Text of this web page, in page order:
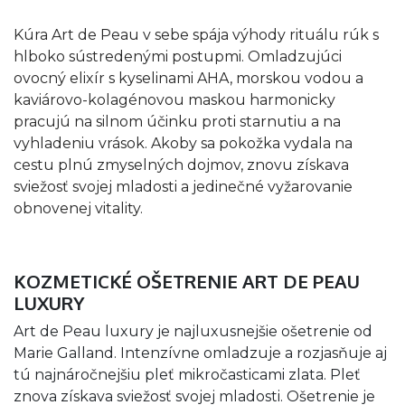
Kúra Art de Peau v sebe spája výhody rituálu rúk s
hlboko sústredenými postupmi. Omladzujúci
ovocný elixír s kyselinami AHA, morskou vodou a
kaviárovo-kolagénovou maskou harmonicky
pracujú na silnom účinku proti starnutiu a na
vyhladeniu vrások. Akoby sa pokožka vydala na
cestu plnú zmyselných dojmov, znovu získava
sviežosť svojej mladosti a jedinečné vyžarovanie
obnovenej vitality.
KOZMETICKÉ OŠETRENIE ART DE PEAU
LUXURY
Art de Peau luxury je najluxusnejšie ošetrenie od
Marie Galland. Intenzívne omladzuje a rozjasňuje aj
tú najnáročnejšiu pleť mikročasticami zlata. Pleť
znova získava sviežosť svojej mladosti. Ošetrenie je